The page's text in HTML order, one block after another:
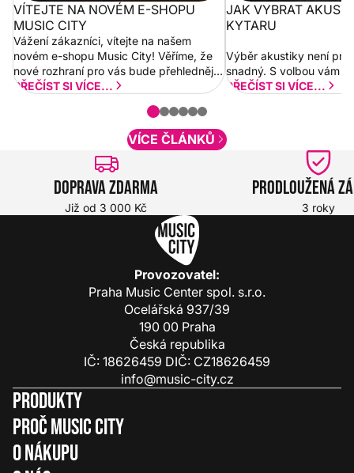
VÍTEJTE NA NOVÉM E-SHOPU
MUSIC CITY
Vážení zákazníci, vítejte na našem
novém e-shopu Music City! Věříme, že
nové rozhraní pro vás bude přehlednější
a rychlejší. Postupně budeme přidávat
PŘEČÍST SI VÍCE...
JAK VYBRAT
KYTARU
Výběr akustiky není pro
snadný. S volbou vám
PŘEČÍST SI VÍCE...
VÍCE ČLÁNKŮ
Doprava zdarma
Již od 3 000 Kč
Prodloužená
3 roky
Provozovatel:
Praha Music Center spol. s.r.o.
Ocelářská 937/39
190 00 Praha
Česká republika
IČ: 18626459 DIČ: CZ18626459
info@music-city.cz
Produkty
Proč Music City
O nákupu